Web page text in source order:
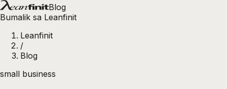
Blog
Bumalik sa Leanfinit
Leanfinit
/
Blog
small business